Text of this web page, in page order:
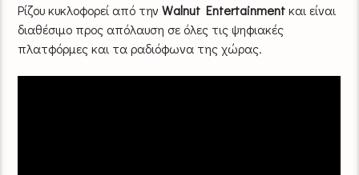
Ρίζου κυκλοφορεί από τηνWalnut Entertainmentκαι είναι
διαθέσιμο προς απόλαυση σε όλες τις ψηφιακές
πλατφόρμες και τα ραδιόφωνα της χώρας.